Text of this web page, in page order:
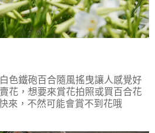
色鐵砲百合隨風搖曳讓人感覺好
花，想要來賞花拍照或買百合花
來，不然可能會賞不到花哦